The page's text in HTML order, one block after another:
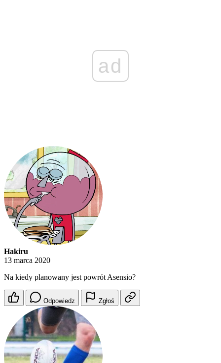
ad
Hakiru
13 marca 2020
Na kiedy planowany jest powrót Asensio?
Odpowiedz Zgłoś